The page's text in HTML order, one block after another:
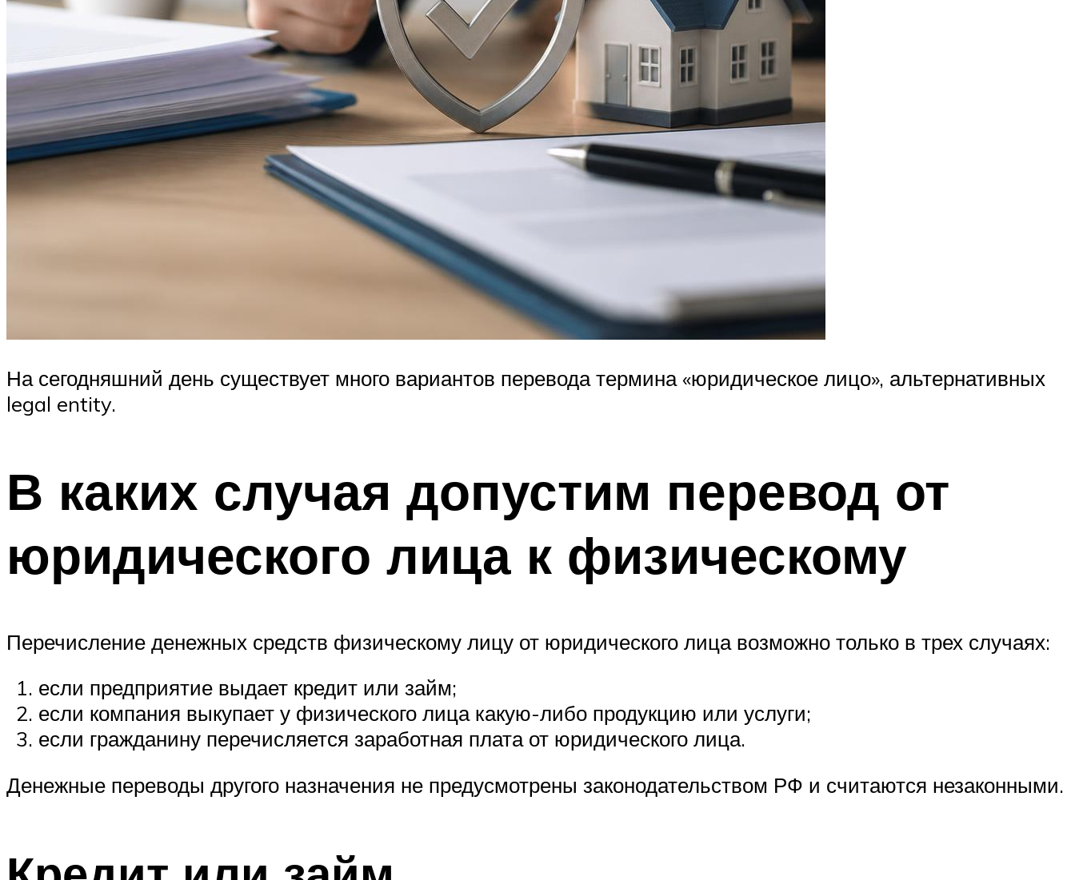
На сегодняшний день существует много вариантов перевода термина «юридическое лицо», альтернативных
legal entity.
В каких случая допустим перевод от
юридического лица к физическому
Перечисление денежных средств физическому лицу от юридического лица возможно только в трех случаях:
если предприятие выдает кредит или займ;
если компания выкупает у физического лица какую-либо продукцию или услуги;
если гражданину перечисляется заработная плата от юридического лица.
Денежные переводы другого назначения не предусмотрены законодательством РФ и считаются незаконными.